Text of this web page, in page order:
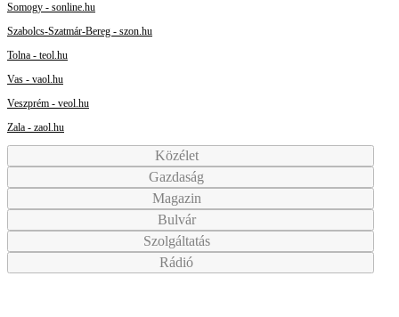
Somogy - sonline.hu
Szabolcs-Szatmár-Bereg - szon.hu
Tolna - teol.hu
Vas - vaol.hu
Veszprém - veol.hu
Zala - zaol.hu
Közélet
Gazdaság
Magazin
Bulvár
Szolgáltatás
Rádió